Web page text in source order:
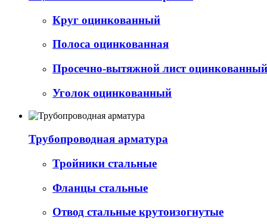
Круг оцинкованный
Полоса оцинкованная
Просечно-вытяжной лист
Уголок оцинкованный
Трубопроводная арматура
Тройники стальные
Фланцы стальные
Отвод стальные крутоизогнутые